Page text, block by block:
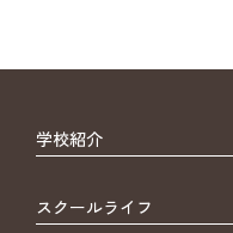
学校紹介
スクールライフ